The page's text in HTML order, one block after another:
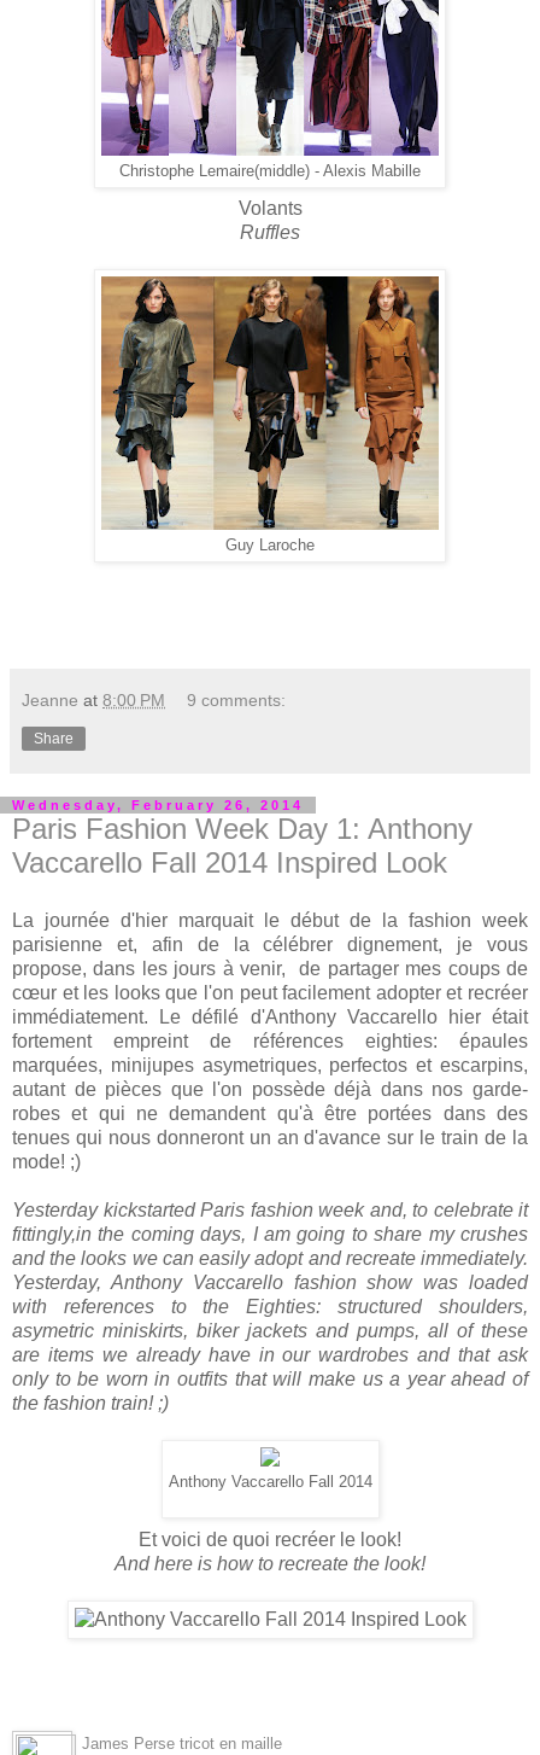
Christophe Lemaire(middle) - Alexis Mabille
Volants
Ruffles
Guy Laroche
Jeanne at 8:00 PM 9 comments:
Share
Wednesday, February 26, 2014
Paris Fashion Week Day 1: Anthony
Vaccarello Fall 2014 Inspired Look
La journée d'hier marquait le début de la fashion week
parisienne et, afin de la célébrer dignement, je vous
propose, dans les jours à venir, de partager mes coups de
cœur et les looks que l'on peut facilement adopter et recréer
immédiatement. Le défilé d'Anthony Vaccarello hier était
fortement empreint de références eighties: épaules
marquées, minijupes asymetriques, perfectos et escarpins,
autant de pièces que l'on possède déjà dans nos garde-
robes et qui ne demandent qu'à être portées dans des
tenues qui nous donneront un an d'avance sur le train de la
mode! ;)
Yesterday kickstarted Paris fashion week and, to celebrate it
fittingly,in the coming days, I am going to share my crushes
and the looks we can easily adopt and recreate immediately.
Yesterday, Anthony Vaccarello fashion show was loaded
with references to the Eighties: structured shoulders,
asymetric miniskirts, biker jackets and pumps, all of these
are items we already have in our wardrobes and that ask
only to be worn in outfits that will make us a year ahead of
the fashion train! ;)
Anthony Vaccarello Fall 2014
Et voici de quoi recréer le look!
And here is how to recreate the look!
James Perse tricot en maille